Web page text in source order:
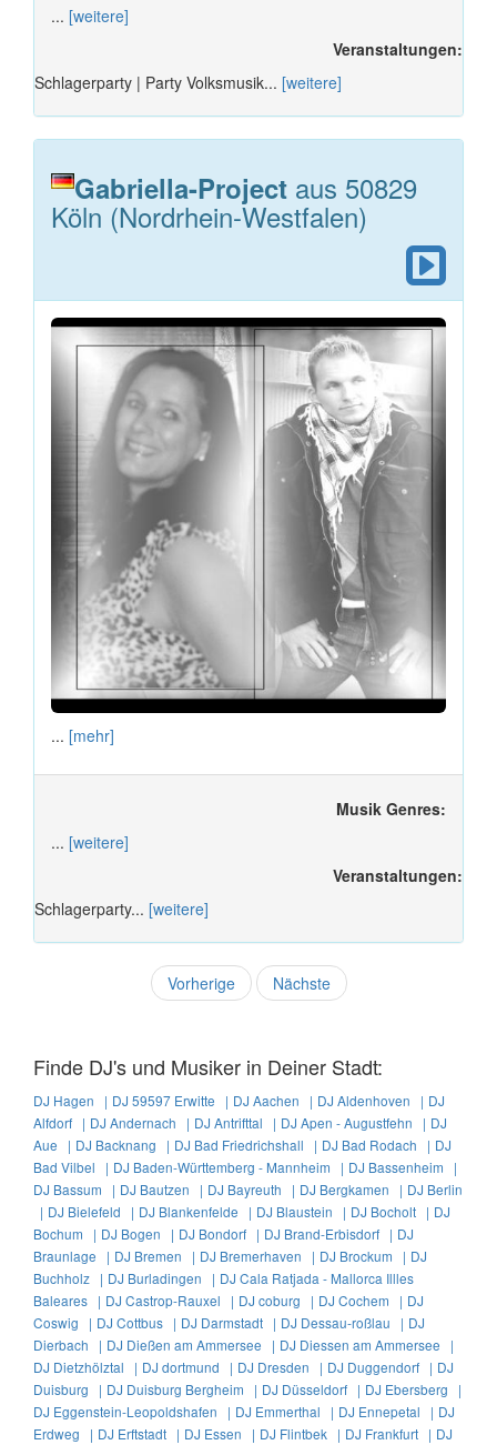
... [weitere]
Veranstaltungen:
Schlagerparty | Party Volksmusik... [weitere]
Gabriella-Project aus 50829
Köln (Nordrhein-Westfalen)
... [mehr]
Musik Genres:
... [weitere]
Veranstaltungen:
Schlagerparty... [weitere]
Vorherige Nächste
Finde DJ's und Musiker in Deiner Stadt:
DJ Hagen | DJ 59597 Erwitte | DJ Aachen | DJ Aldenhoven | DJ
Alfdorf | DJ Andernach | DJ Antrifttal | DJ Apen - Augustfehn | DJ
Aue | DJ Backnang | DJ Bad Friedrichshall | DJ Bad Rodach | DJ
Bad Vilbel | DJ Baden-Württemberg - Mannheim | DJ Bassenheim |
DJ Bassum | DJ Bautzen | DJ Bayreuth | DJ Bergkamen | DJ Berlin
| DJ Bielefeld | DJ Blankenfelde | DJ Blaustein | DJ Bocholt | DJ
Bochum | DJ Bogen | DJ Bondorf | DJ Brand-Erbisdorf | DJ
Braunlage | DJ Bremen | DJ Bremerhaven | DJ Brockum | DJ
Buchholz | DJ Burladingen | DJ Cala Ratjada - Mallorca Illles
Baleares | DJ Castrop-Rauxel | DJ coburg | DJ Cochem | DJ
Coswig | DJ Cottbus | DJ Darmstadt | DJ Dessau-roßlau | DJ
Dierbach | DJ Dießen am Ammersee | DJ Diessen am Ammersee |
DJ Dietzhölztal | DJ dortmund | DJ Dresden | DJ Duggendorf | DJ
Duisburg | DJ Duisburg Bergheim | DJ Düsseldorf | DJ Ebersberg |
DJ Eggenstein-Leopoldshafen | DJ Emmerthal | DJ Ennepetal | DJ
Erdweg | DJ Erftstadt | DJ Essen | DJ Flintbek | DJ Frankfurt | DJ